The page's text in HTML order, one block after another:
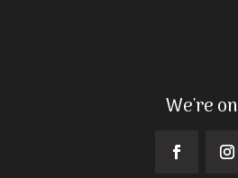
We're on